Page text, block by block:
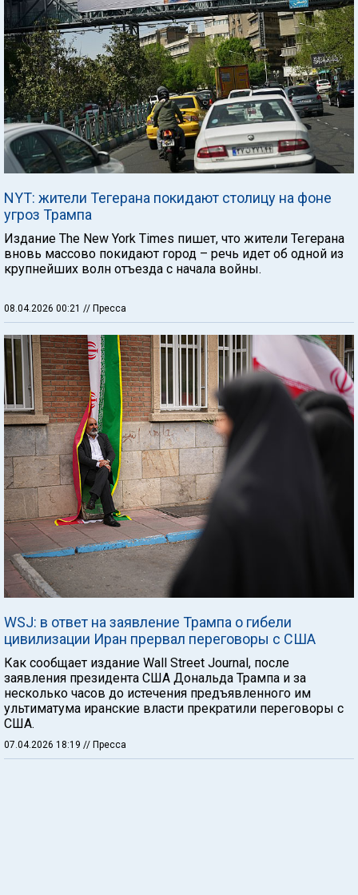
NYT: жители Тегерана покидают столицу на фоне
угроз Трампа
Издание The New York Times пишет, что жители Тегерана
вновь массово покидают город – речь идет об одной из
крупнейших волн отъезда с начала войны.
08.04.2026 00:21 // Пресса
WSJ: в ответ на заявление Трампа о гибели
цивилизации Иран прервал переговоры с США
Как сообщает издание Wall Street Journal, после
заявления президента США Дональда Трампа и за
несколько часов до истечения предъявленного им
ультиматума иранские власти прекратили переговоры с
США.
07.04.2026 18:19 // Пресса